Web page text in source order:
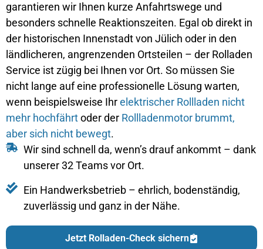
garantieren wir Ihnen kurze Anfahrtswege und
besonders schnelle Reaktionszeiten. Egal ob direkt in
der historischen Innenstadt von Jülich oder in den
ländlicheren, angrenzenden Ortsteilen – der Rolladen
Service ist zügig bei Ihnen vor Ort. So müssen Sie
nicht lange auf eine professionelle Lösung warten,
wenn beispielsweise Ihrelektrischer Rollladen nicht
mehr hochfährtoder der Rollladenmotor brummt,
aber sich nicht bewegt.
Wir sind schnell da, wenn’s drauf ankommt – dank
unserer 32 Teams vor Ort.
Ein Handwerksbetrieb – ehrlich, bodenständig,
zuverlässig und ganz in der Nähe.
Jetzt Rolladen-Check sichern